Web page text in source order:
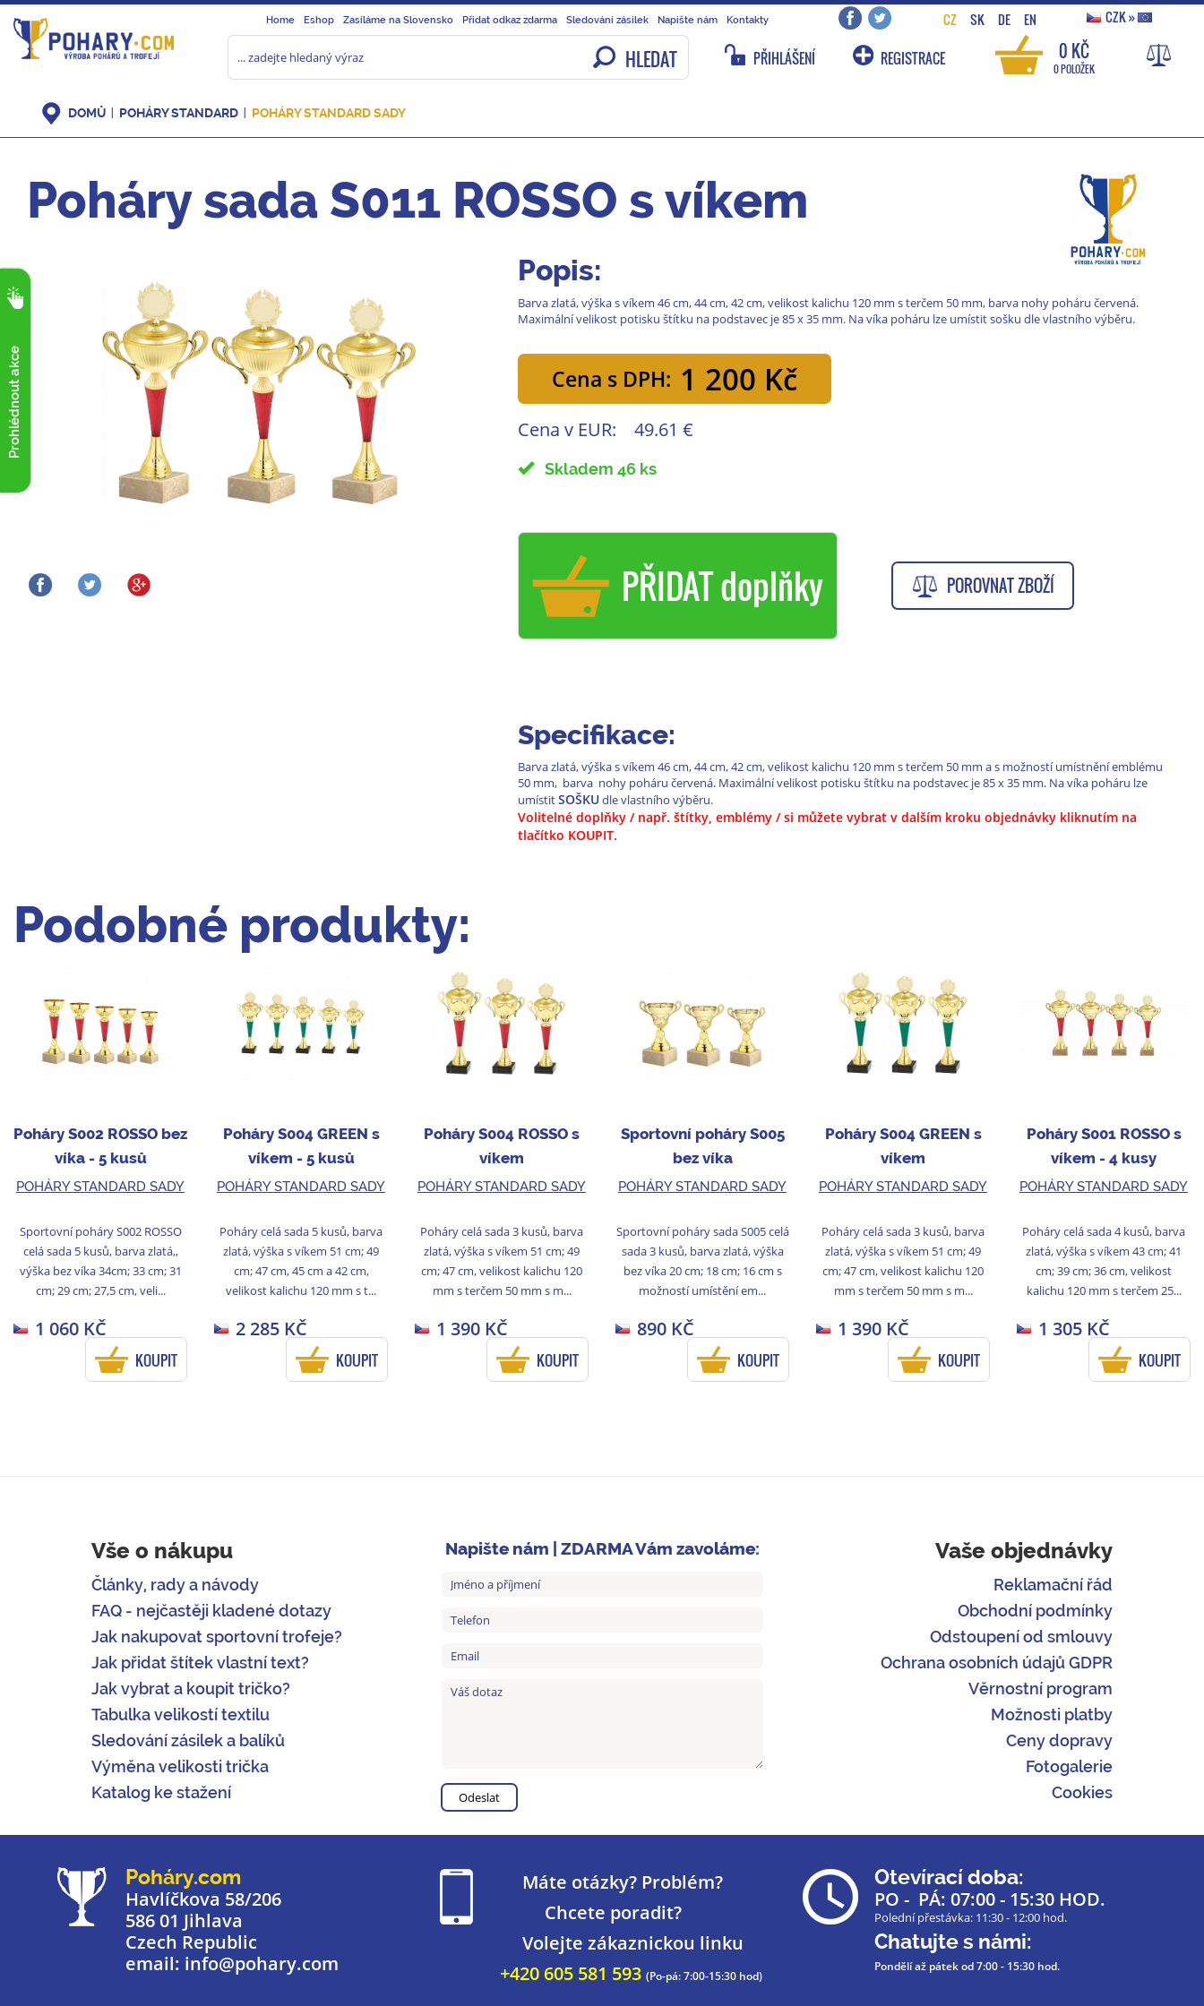
Home Eshop Zasíláme na Slovensko Přidat odkaz zdarma Sledování zásilek Napište nám Kontakty CZ SK DE EN CZK»
HLEDAT PŘIHLÁŠENÍ REGISTRACE 0 KČ
0 POLOŽEK
Prohlédnout akce
DOMŮ POHÁRY STANDARD POHÁRY STANDARD SADY
Poháry sada S011 ROSSO s víkem
Popis:
Barva zlatá, výška s víkem 46 cm, 44 cm, 42 cm, velikost kalichu 120 mm s terčem 50 mm, barva nohy poháru červená.
Maximální velikost potisku štítku na podstavec je 85 x 35 mm. Na víka poháru lze umístit sošku dle vlastního výběru.
Cena s DPH: 1 200 Kč
Cena v EUR: 49.61 €
Skladem 46 ks
PŘIDAT doplňky POROVNAT ZBOŽÍ
Specifikace:
Barva zlatá, výška s víkem 46 cm, 44 cm, 42 cm, velikost kalichu 120 mm s terčem 50 mm a s možností umístnění emblému
50 mm, barva nohy poháru červená. Maximální velikost potisku štítku na podstavec je 85 x 35 mm. Na víka poháru lze
umístitSOŠKUdle vlastního výběru.
Volitelné doplňky / např. štítky, emblémy / si můžete vybrat v dalším kroku objednávky kliknutím na
tlačítko KOUPIT.
Podobné produkty:
Poháry S002 ROSSO bez
víka - 5 kusů
POHÁRY STANDARD SADY
Sportovní poháry S002 ROSSO
celá sada 5 kusů, barva zlatá,,
výška bez víka 34cm; 33 cm; 31
cm; 29 cm; 27,5 cm, veli...
1 060 KČ
KOUPIT
Poháry S004 GREEN s
víkem - 5 kusů
POHÁRY STANDARD SADY
Poháry celá sada 5 kusů, barva
zlatá, výška s víkem 51 cm; 49
cm; 47 cm, 45 cm a 42 cm,
velikost kalichu 120 mm s t...
2 285 KČ
KOUPIT
Poháry S004 ROSSO s
víkem
POHÁRY STANDARD SADY
Poháry celá sada 3 kusů, barva
zlatá, výška s víkem 51 cm; 49
cm; 47 cm, velikost kalichu 120
mm s terčem 50 mm s m...
1 390 KČ
KOUPIT
Sportovní poháry S005
bez víka
POHÁRY STANDARD SADY
Sportovní poháry sada S005 celá
sada 3 kusů, barva zlatá, výška
bez víka 20 cm; 18 cm; 16 cm s
možností umístění em...
890 KČ
KOUPIT
Poháry S004 GREEN s
víkem
POHÁRY STANDARD SADY
Poháry celá sada 3 kusů, barva
zlatá, výška s víkem 51 cm; 49
cm; 47 cm, velikost kalichu 120
mm s terčem 50 mm s m...
1 390 KČ
KOUPIT
Poháry S001 ROSSO s
víkem - 4 kusy
POHÁRY STANDARD SADY
Poháry celá sada 4 kusů, barva
zlatá, výška s víkem 43 cm; 41
cm; 39 cm; 36 cm, velikost
kalichu 120 mm s terčem 25...
1 305 KČ
KOUPIT
Vše o nákupu
Články, rady a návody
FAQ - nejčastěji kladené dotazy
Jak nakupovat sportovní trofeje?
Jak přidat štítek vlastní text?
Jak vybrat a koupit tričko?
Tabulka velikostí textilu
Sledování zásilek a balíků
Výměna velikosti trička
Katalog ke stažení
Napište nám | ZDARMA Vám zavoláme: Vaše objednávky
Reklamační řád
Obchodní podmínky
Odstoupení od smlouvy
Ochrana osobních údajů GDPR
Věrnostní program
Možnosti platby
Ceny dopravy
Fotogalerie
Cookies
Poháry.com
Havlíčkova 58/206
586 01 Jihlava
Czech Republic
email: info@pohary.com
Máte otázky? Problém?
Chcete poradit?
Volejte zákaznickou linku
+420 605 581 593 (Po-pá: 7:00-15:30 hod)
Otevírací doba:
PO - PÁ: 07:00 - 15:30 HOD.
Polední přestávka: 11:30 - 12:00 hod.
Chatujte s námi:
Pondělí až pátekod 7:00 - 15:30 hod.